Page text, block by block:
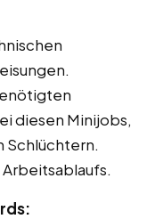
diesen Minijobs,
Schlüchtern.
Arbeitsablaufs.